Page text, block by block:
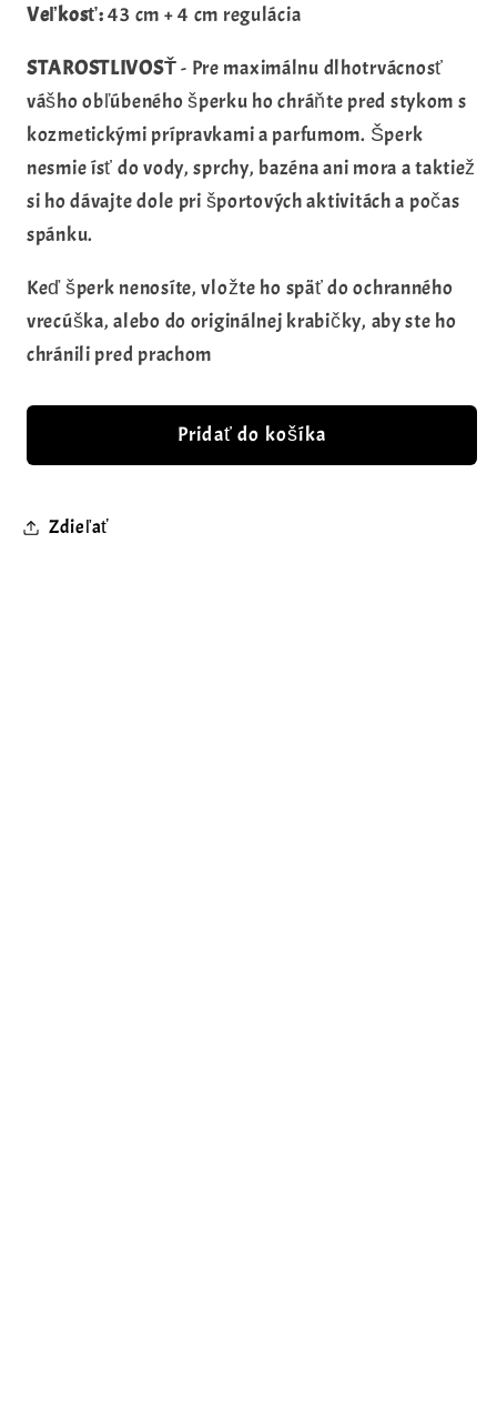
Veľkosť:43 cm + 4 cm regulácia
STAROSTLIVOSŤ- Pre maximálnu dlhotrvácnosť
vášho obľúbeného šperku ho chráňte pred stykom s
kozmetickými prípravkami a parfumom. Šperk
nesmie ísť do vody, sprchy, bazéna ani mora a taktiež
si ho dávajte dole pri športových aktivitách a počas
spánku.
Keď šperk nenosíte, vložte ho späť do ochranného
vrecúška, alebo do originálnej krabičky, aby ste ho
chránili pred prachom
Pridať do košíka
Zdieľať